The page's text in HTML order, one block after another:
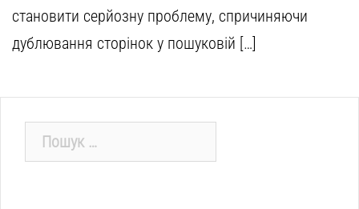
становити серйозну проблему, спричиняючи
дублювання сторінок у пошуковій […]
Пошук: